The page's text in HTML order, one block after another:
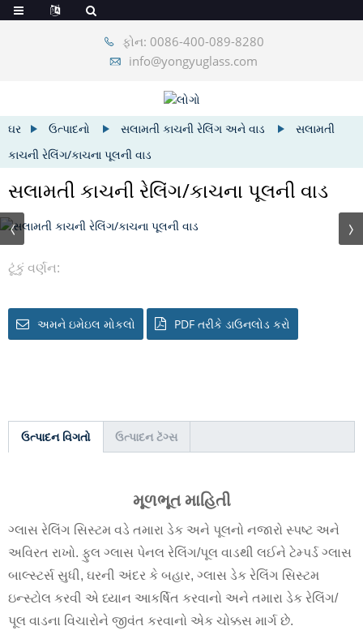
ફોન: 0086-400-089-8280
info@yongyuglass.com
ઘર ઉત્પાદનો સલામતી કાચની રેલિંગ અને વાડ
સલામતી
કાચની રેલિંગ/કાચના પૂલની વાડ
સલામતી કાચની રેલિંગ/કાચના પૂલની વાડ
ટૂંકું વર્ણન:
અમને ઇમેઇલ મોકલો PDF તરીકે ડાઉનલોડ કરો
ઉત્પાદન વિગતો ઉત્પાદન ટૅગ્સ
મૂળભૂત માહિતી
ગ્લાસ રેલિંગ સિસ્ટમ વડે તમારા ડેક અને પૂલનો નજારો સ્પષ્ટ અને
અવિરત રાખો. ફુલ ગ્લાસ પેનલ રેલિંગ/પૂલ વાડથી લઈને ટેમ્પર્ડ ગ્લાસ
બાલ્સ્ટર્સ સુધી, ઘરની અંદર કે બહાર, ગ્લાસ ડેક રેલિંગ સિસ્ટમ
ઇન્સ્ટોલ કરવી એ ધ્યાન આકર્ષિત કરવાનો અને તમારા ડેક રેલિંગ/
પૂલ વાડના વિચારોને જીવંત કરવાનો એક ચોક્કસ માર્ગ છે.